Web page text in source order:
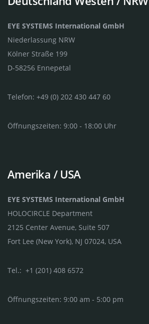
EYE SYSTEMS International GmbH
Niederlassung NRW
Kölner Straße 199
D-58256 Ennepetal
Telefon: +49 (0) 202 430 447 60
Öffnungszeiten: 9:00 - 18:00 Uhr
Amerika / USA
EYE SYSTEMS International GmbH
HOLOCIRCLE Department
2125 Center Avenue, Suite 507
Fort Lee (New York), NJ 07024, USA
Tel.: +1 (201) 408 6572
Öffnungszeiten: 9:00 am - 5:00 pm